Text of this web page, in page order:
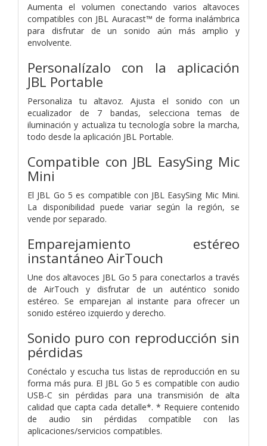
Aumenta el volumen conectando varios altavoces
compatibles con JBL Auracast™ de forma inalámbrica
para disfrutar de un sonido aún más amplio y
envolvente.
Personalízalo con la aplicación
JBL Portable
Personaliza tu altavoz. Ajusta el sonido con un
ecualizador de 7 bandas, selecciona temas de
iluminación y actualiza tu tecnología sobre la marcha,
todo desde la aplicación JBL Portable.
Compatible con JBL EasySing Mic
Mini
El JBL Go 5 es compatible con JBL EasySing Mic Mini.
La disponibilidad puede variar según la región, se
vende por separado.
Emparejamiento estéreo
instantáneo AirTouch
Une dos altavoces JBL Go 5 para conectarlos a través
de AirTouch y disfrutar de un auténtico sonido
estéreo. Se emparejan al instante para ofrecer un
sonido estéreo izquierdo y derecho.
Sonido puro con reproducción sin
pérdidas
Conéctalo y escucha tus listas de reproducción en su
forma más pura. El JBL Go 5 es compatible con audio
USB-C sin pérdidas para una transmisión de alta
calidad que capta cada detalle*. * Requiere contenido
de audio sin pérdidas compatible con las
aplicaciones/servicios compatibles.